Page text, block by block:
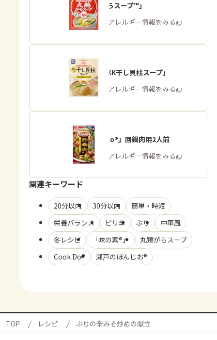
「丸鶏がらスープ™」
商品・アレルギー情報をみる
「味の素KK干し貝柱スープ」
商品・アレルギー情報をみる
「Cook Do®」回鍋肉用2人前
商品・アレルギー情報をみる
関連キーワード
20分以内 30分以内
簡単・時短
栄養バランス
ピリ辛 ぶり
中華風
冬レシピ
「味の素®」
丸鶏がらスープ
Cook Do®
瀬戸のほんじお®
TOP レシピ ぶりの辛みそ炒めの献立